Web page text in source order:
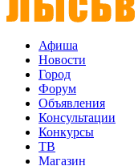
Афиша
Новости
Город
Форум
Объявления
Консультации
Конкурсы
ТВ
Магазин